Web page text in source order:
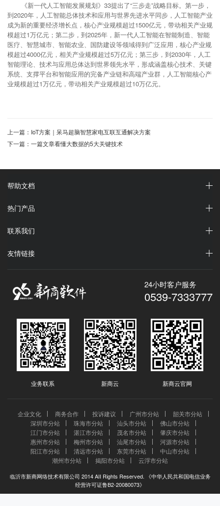
《新一代人工智能发展规划》33提出了“三步走”战略目标。第一步，
到2020年，人工智能总体技术和应用与世界先进水平同步，人工智能产业
成为新的重要经济增长点，核心产业规模超过1500亿元，带动相关产业规
模超过1万亿元；第二步，到2025年，新一代人工智能在智能制造、智能
医疗、智慧城市、智能农业、国防建设等领域得到广泛应用，核心产业规
模超过4000亿元，相关产业规模超过5万亿元；第三步，到2030年，人工
智能理论、技术与应用总体达到世界领先水平，形成涵盖核心技术、关键
系统、支撑平台和智能应用的完备产业链和高端产业群，人工智能核心产
业规模超过1万亿元，带动相关产业规模超过10万亿元。
上一篇：IoT⽅案｜呆马超脑智慧家电互联互通解决⽅案
下一篇：一篇文章看懂大数据的5大关键技术
帮助文档
热门产品
联系我们
友情链接
24小时客户服务
0539-7333777
业务联系 新商云 新商云官网
企业文化 商务合作 投诉建议 广州市分站
韶关市分站
深圳市分站
珠海市分站 汕头市分站
佛山市分站
江门市分站
湛江市分站 茂名市分站
肇庆市分站
惠州市分站
梅州市分站 汕尾市分站
河源市分站
阳江市分站
清远市分站 东莞市分站
中山市分站
潮州市分站
揭阳市分站 云浮市分站
临沂市新商网络技术有限公司 2014 AII Rights Reserved. 《中华人民共和国电信业务
经营许可证鲁B2-20080073》